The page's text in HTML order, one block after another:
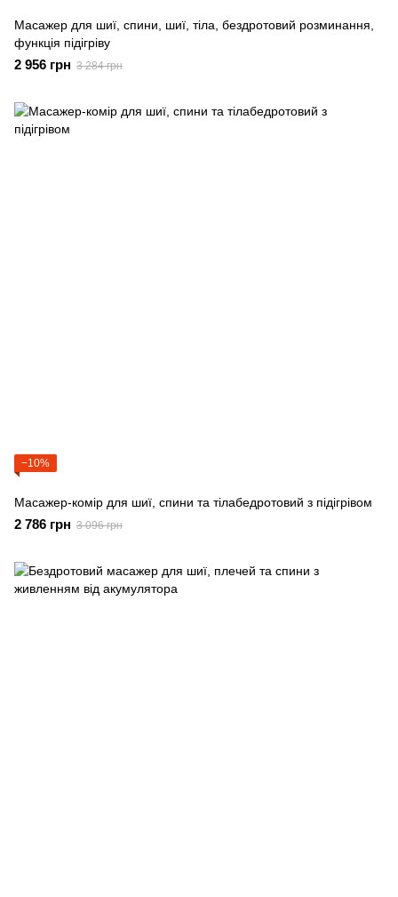
Масажер для шиї, спини, шиї, тіла, бездротовий розминання,
функція підігріву
2 956 грн 3 284 грн
−10%
Масажер-комір для шиї, спини та тілабедротовий з підігрівом
2 786 грн 3 096 грн